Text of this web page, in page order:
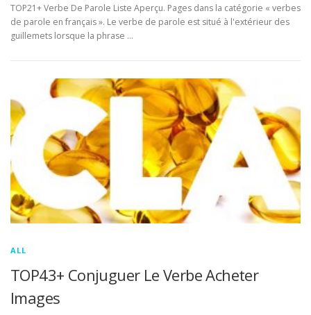
TOP21+ Verbe De Parole Liste Aperçu. Pages dans la catégorie « verbes
de parole en français ». Le verbe de parole est situé à l'extérieur des
guillemets lorsque la phrase …
ALL
TOP43+ Conjuguer Le Verbe Acheter
Images